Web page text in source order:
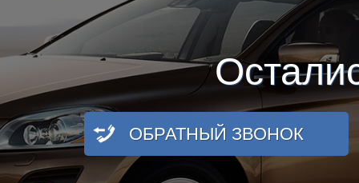
ОБРАТНЫЙ ЗВОНОК